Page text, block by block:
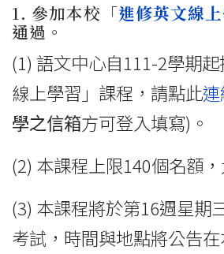
1. 參加本校「進修英文線
通過。
(1) 語文中心自111-2學期
線上學習」課程，請點此
學之信箱方可登入填寫)。
(2) 本課程上限140個名額
(3) 本課程將於第16週星期
考試，時間與地點將公告